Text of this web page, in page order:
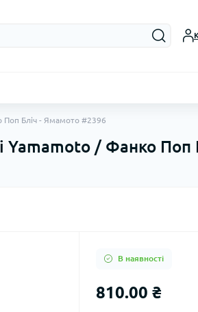
Поп Бліч - Ямамото #2396
Yamamoto / Фанко
В наявності
810.00 ₴